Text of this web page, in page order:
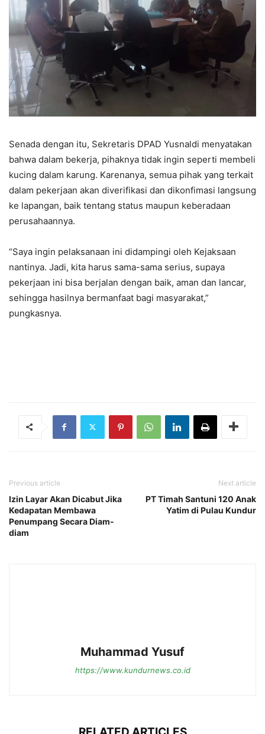
Senada dengan itu, Sekretaris DPAD Yusnaldi menyatakan
bahwa dalam bekerja, pihaknya tidak ingin seperti membeli
kucing dalam karung. Karenanya, semua pihak yang terkait
dalam pekerjaan akan diverifikasi dan dikonfimasi langsung
ke lapangan, baik tentang status maupun keberadaan
perusahaannya.
“Saya ingin pelaksanaan ini didampingi oleh Kejaksaan
nantinya. Jadi, kita harus sama-sama serius, supaya
pekerjaan ini bisa berjalan dengan baik, aman dan lancar,
sehingga hasilnya bermanfaat bagi masyarakat,”
pungkasnya.
Previous article
Izin Layar Akan Dicabut Jika
Kedapatan Membawa
Penumpang Secara Diam-
diam
Next article
PT Timah Santuni 120 Anak
Yatim di Pulau Kundur
Muhammad Yusuf
https://www.kundurnews.co.id